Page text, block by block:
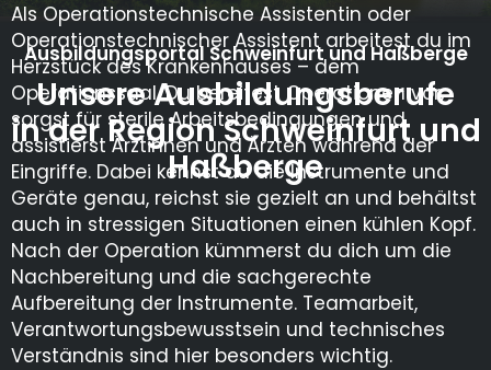
Ausbildungsportal Schweinfurt und Haßberge
Unsere Ausbildungsberufe
in der Region Schweinfurt und
Haßberge
Als Operationstechnische Assistentin oder
Operationstechnischer Assistent arbeitest du im
Herzstück des Krankenhauses – dem
Operationssaal. Du bereitest Operationen vor,
sorgst für sterile Arbeitsbedingungen und
assistierst Ärztinnen und Ärzten während der
Eingriffe. Dabei kennst du die Instrumente und
Geräte genau, reichst sie gezielt an und behältst
auch in stressigen Situationen einen kühlen Kopf.
Nach der Operation kümmerst du dich um die
Nachbereitung und die sachgerechte
Aufbereitung der Instrumente. Teamarbeit,
Verantwortungsbewusstsein und technisches
Verständnis sind hier besonders wichtig.